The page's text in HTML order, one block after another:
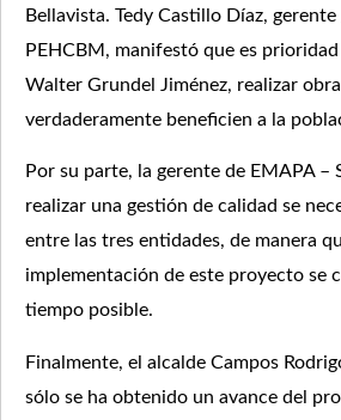
Bellavista. Tedy Castillo Díaz, gerente
PEHCBM, manifestó que es
Walter Grundel Jiménez, realizar
verdaderamente beneficien a la
Por su parte, la gerente de EMAPA –
realizar una gestión de calidad se
entre las tres entidades, de manera
implementación de este proyecto se
tiempo posible.
Finalmente, el alcalde Campos
sólo se ha obtenido un avance del